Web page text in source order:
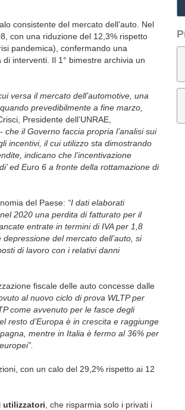
consistente del mercato dell’auto. Nel
con una riduzione del 12,3% rispetto
pandemica), confermando una
interventi. Il 1° bimestre archivia un
versa il mercato dell’automotive, una
prevedibilmente a fine marzo,
Presidente dell’UNRAE,
che il Governo faccia propria l’analisi sui
incentivi, il cui utilizzo sta dimostrando
indicano che l’incentivazione
ed Euro 6 a fronte della rottamazione di
del Paese: “I dati elaborati
2020 una perdita di fatturato per il
entrate in termini di IVA per 1,8
del mercato dell’auto, si
di lavoro con i relativi danni
fiscale delle auto concesse dalle
al nuovo ciclo di prova WLTP per
come avvenuto per le fasce degli
resto d’Europa è in crescita e raggiunge
mentre in Italia è fermo al 36% per
con un calo del 29,2% rispetto ai 12
utilizzatori che risparmia solo i privati i